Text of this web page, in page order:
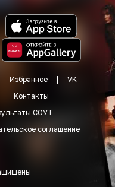
Избранное
VK
Контакты
СОУТ
соглашение